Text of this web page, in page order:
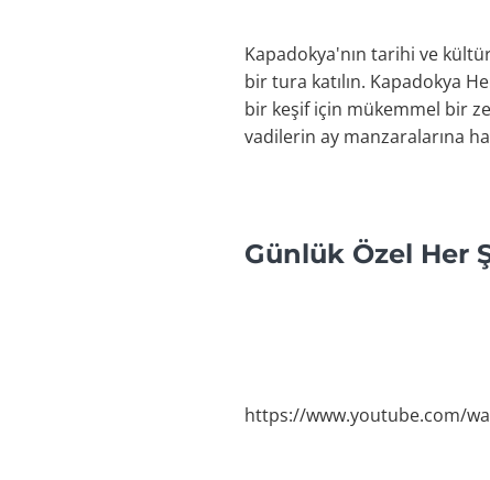
Kapadokya'nın tarihi ve
bir tura katılın. Kapadokya
bir keşif için mükemmel bir
vadilerin ay manzaralarına
Günlük Özel Her
https://www.youtube.com/